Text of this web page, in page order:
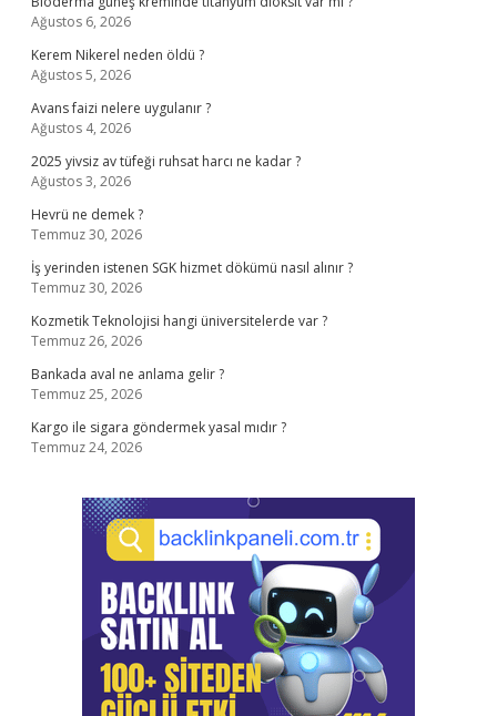
Ağustos 6, 2026
Kerem Nikerel neden öldü ?
Ağustos 5, 2026
Avans faizi nelere uygulanır ?
Ağustos 4, 2026
2025 yivsiz av tüfeği ruhsat harcı ne kadar ?
Ağustos 3, 2026
Hevrü ne demek ?
Temmuz 30, 2026
İş yerinden istenen SGK hizmet dökümü nasıl alınır ?
Temmuz 30, 2026
Kozmetik Teknolojisi hangi üniversitelerde var ?
Temmuz 26, 2026
Bankada aval ne anlama gelir ?
Temmuz 25, 2026
Kargo ile sigara göndermek yasal mıdır ?
Temmuz 24, 2026